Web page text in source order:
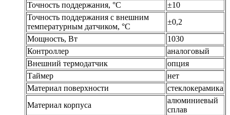
Точность поддержания, °С
±10
Точность поддержания с внешним
температурным датчиком, °С
±0,2
Мощность, Вт
1030
Контроллер
аналоговый
Внешний термодатчик
опция
Таймер
нет
Материал поверхности
стеклокерамика
Материал корпуса
алюминиевый
сплав